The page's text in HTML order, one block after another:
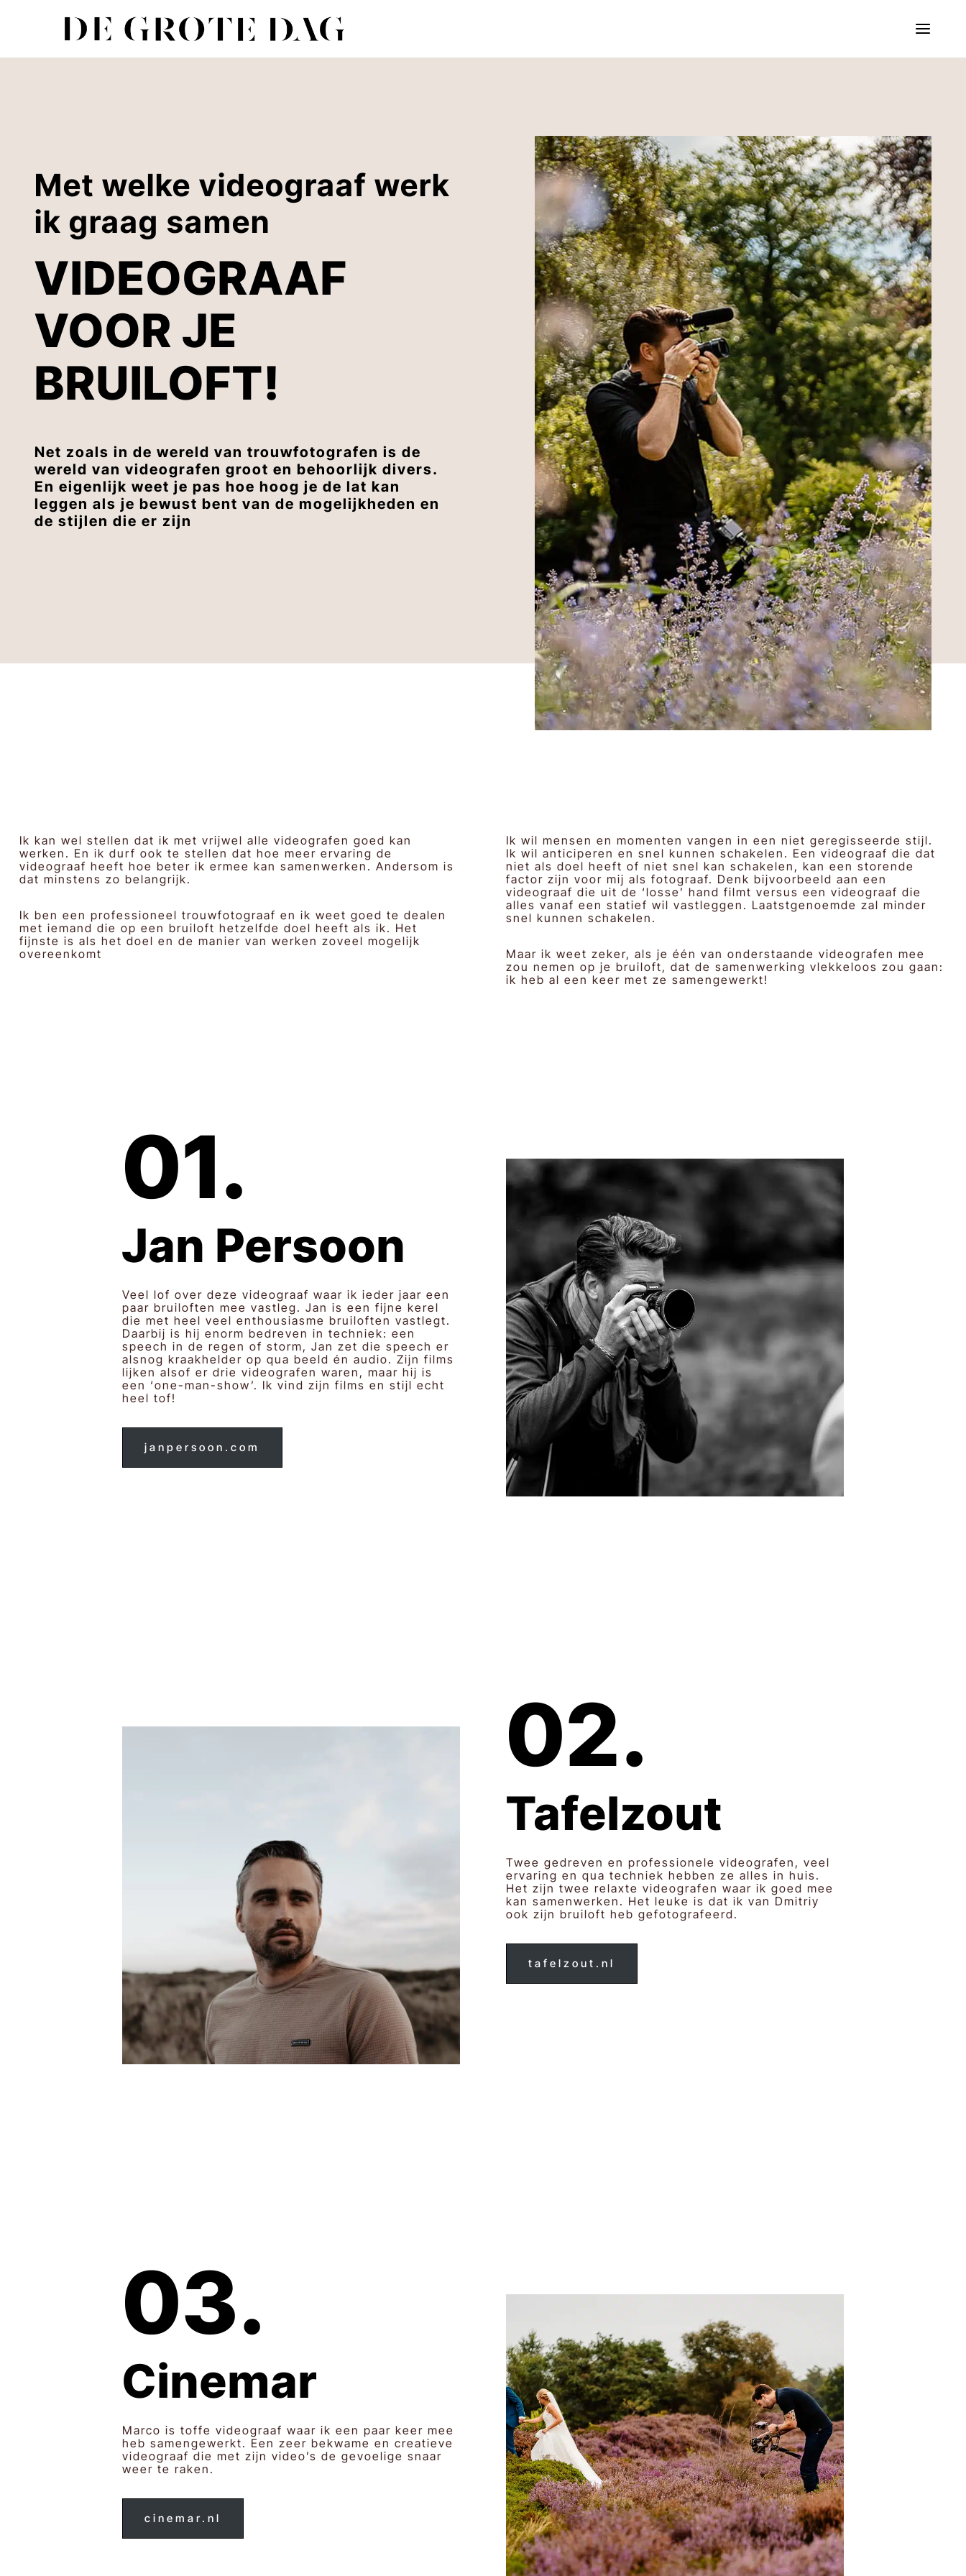
Met welke videograaf werk
ik graag samen
VIDEOGRAAF
VOOR JE
BRUILOFT!
Net zoals in de wereld van trouwfotografen is de
wereld van videografen groot en behoorlijk divers.
En eigenlijk weet je pas hoe hoog je de lat kan
leggen als je bewust bent van de mogelijkheden en
de stijlen die er zijn
Ik kan wel stellen dat ik met vrijwel alle videografen goed kan
werken. En ik durf ook te stellen dat hoe meer ervaring de
videograaf heeft hoe beter ik ermee kan samenwerken. Andersom is
dat minstens zo belangrijk.
Ik ben een professioneel trouwfotograaf en ik weet goed te dealen
met iemand die op een bruiloft hetzelfde doel heeft als ik. Het
fijnste is als het doel en de manier van werken zoveel mogelijk
overeenkomt
Ik wil mensen en momenten vangen in een niet geregisseerde stijl.
Ik wil anticiperen en snel kunnen schakelen. Een videograaf die dat
niet als doel heeft of niet snel kan schakelen, kan een storende
factor zijn voor mij als fotograaf. Denk bijvoorbeeld aan een
videograaf die uit de ‘losse’ hand filmt versus een videograaf die
alles vanaf een statief wil vastleggen. Laatstgenoemde zal minder
snel kunnen schakelen.
Maar ik weet zeker, als je één van onderstaande videografen mee
zou nemen op je bruiloft, dat de samenwerking vlekkeloos zou gaan:
ik heb al een keer met ze samengewerkt!
01.
Jan Persoon
Veel lof over deze videograaf waar ik ieder jaar een
paar bruiloften mee vastleg. Jan is een fijne kerel
die met heel veel enthousiasme bruiloften vastlegt.
Daarbij is hij enorm bedreven in techniek: een
speech in de regen of storm, Jan zet die speech er
alsnog kraakhelder op qua beeld én audio. Zijn films
lijken alsof er drie videografen waren, maar hij is
een ‘one-man-show’. Ik vind zijn films en stijl echt
heel tof!
janpersoon.com
02.
Tafelzout
Twee gedreven en professionele videografen, veel
ervaring en qua techniek hebben ze alles in huis.
Het zijn twee relaxte videografen waar ik goed mee
kan samenwerken. Het leuke is dat ik van Dmitriy
ook zijn bruiloft heb gefotografeerd.
tafelzout.nl
03.
Cinemar
Marco is toffe videograaf waar ik een paar keer mee
heb samengewerkt. Een zeer bekwame en creatieve
videograaf die met zijn video’s de gevoelige snaar
weer te raken.
cinemar.nl